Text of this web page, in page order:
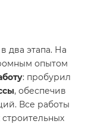
два этапа. На
опытом
: пробурил
, обеспечив
Все работы